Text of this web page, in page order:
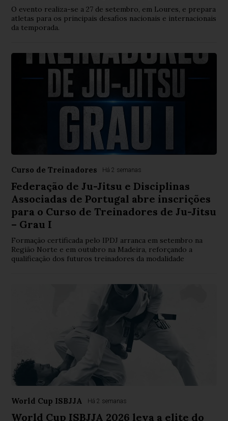
O evento realiza-se a 27 de setembro, em Loures, e prepara
atletas para os principais desafios nacionais e internacionais
da temporada.
Curso de Treinadores Há 2 semanas
Federação de Ju-Jitsu e Disciplinas
Associadas de Portugal abre inscrições
para o Curso de Treinadores de Ju-Jitsu
– Grau I
Formação certificada pelo IPDJ arranca em setembro na
Região Norte e em outubro na Madeira, reforçando a
qualificação dos futuros treinadores da modalidade
World Cup ISBJJA Há 2 semanas
World Cup ISBJJA 2026 leva a elite do